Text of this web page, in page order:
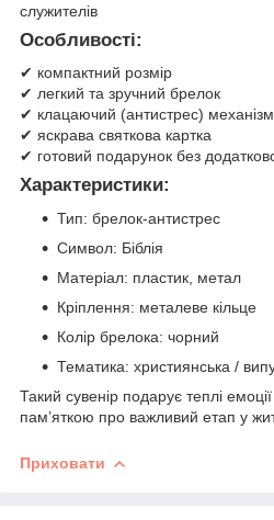
служителів
Особливості:
✔ компактний розмір
✔ легкий та зручний брелок
✔ клацаючий (антистрес) механізм
✔ яскрава святкова картка
✔ готовий подарунок без
Характеристики:
Тип: брелок-антистрес
Символ: Біблія
Матеріал: пластик, метал
Кріплення: металеве кільце
Колір брелока: чорний
Тематика: християнська /
Такий сувенір подарує теплі
пам’яткою про важливий етап у
Приховати